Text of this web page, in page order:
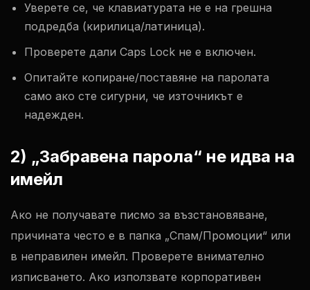
Уверете се, че клавиатурата не е на грешна
подредба (кирилица/латиница).
Проверете дали Caps Lock не е включен.
Опитайте копиране/поставяне на паролата
само ако сте сигурни, че източникът е
надежден.
2) „Забравена парола“ не идва на
имейл
Ако не получавате писмо за възстановяване,
причината често е в папка „Спам/Промоции“ или
в неправилен имейл. Проверете внимателно
изписването. Ако използвате корпоративен